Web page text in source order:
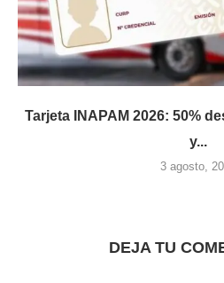
Tarjeta INAPAM 2026: 50%
y...
3 agosto,
DEJA TU